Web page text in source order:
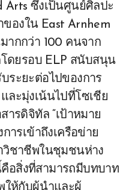
Arts ซึ่งเป็นศูนย์ศิลปะ
ของใน East Arnhem
กกว่า 100 คนจาก
โดยรอบ ELP สนับสนุน
ระยะต่อไปของการ
ละมุ่งเน้นไปที่โซเชีย
ารดิจิทัล “เป้าหมาย
ารเข้าถึงเครือข่าย
ชาชีพในชุมชนห่าง
คือสิ่งที่สามารถมีบทบาท
ให้กับผู้นำและผู้